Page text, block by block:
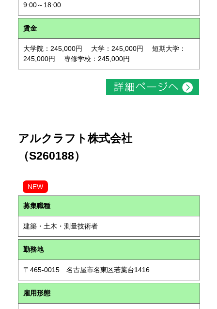
9:00～18:00
賃金
大学院：245,000円 大学：245,000円 短期大学：
245,000円 専修学校：245,000円
アルクラフト株式会社
（S260188）
NEW
募集職種
建築・土木・測量技術者
勤務地
〒465-0015 名古屋市名東区若葉台1416
雇用形態